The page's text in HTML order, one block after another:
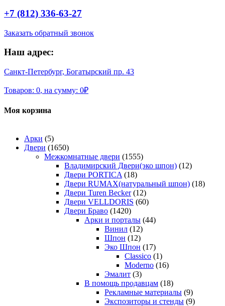
+7 (812) 336-63-27
Заказать обратный звонок
Наш адрес:
Санкт-Петербург, Богатырский пр. 43
Товаров: 0, на сумму: 0₽
Моя корзина
Арки (5)
Двери (1650)
Межкомнатные двери (1555)
Владимирский Двери(эко шпон) (12)
Двери PORTICA (18)
Двери RUMAX(натуральный шпон) (18)
Двери Turen Becker (12)
Двери VELLDORIS (60)
Двери Браво (1420)
Арки и порталы (44)
Винил (12)
Шпон (12)
Эко Шпон (17)
Classico (1)
Moderno (16)
Эмалит (3)
В помощь продавцам (18)
Рекламные материалы (9)
Экспозиторы и стенды (9)